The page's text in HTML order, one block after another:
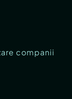
companii